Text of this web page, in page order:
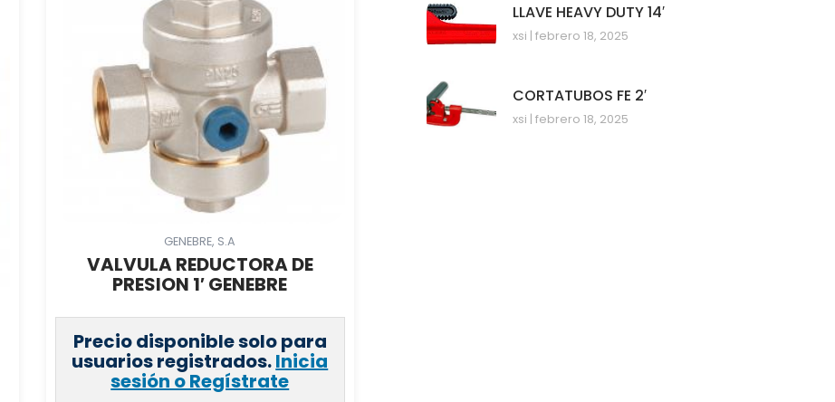
GENEBRE, S.A
VALVULA REDUCTORA DE
PRESION 1′ GENEBRE
Precio disponible solo para
usuarios registrados.Inicia
sesión o Regístrate
LLAVE HEAVY DUTY 14′
xsi febrero 18, 2025
CORTATUBOS FE 2′
xsi febrero 18, 2025